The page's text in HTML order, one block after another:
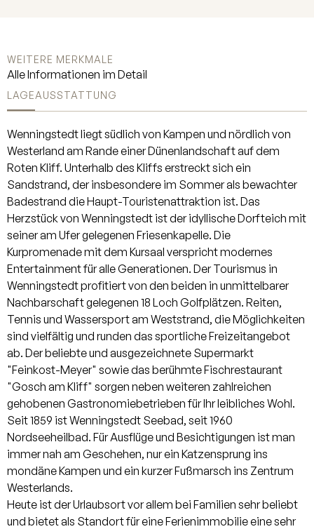
WEITERE MERKMALE
Alle Informationen im Detail
LAGEAUSSTATTUNG
Wenningstedt liegt südlich von Kampen und nördlich von
Westerland am Rande einer Dünenlandschaft auf dem
Roten Kliff. Unterhalb des Kliffs erstreckt sich ein
Sandstrand, der insbesondere im Sommer als bewachter
Badestrand die Haupt-Touristenattraktion ist. Das
Herzstück von Wenningstedt ist der idyllische Dorfteich mit
seiner am Ufer gelegenen Friesenkapelle. Die
Kurpromenade mit dem Kursaal verspricht modernes
Entertainment für alle Generationen. Der Tourismus in
Wenningstedt profitiert von den beiden in unmittelbarer
Nachbarschaft gelegenen 18 Loch Golfplätzen. Reiten,
Tennis und Wassersport am Weststrand, die Möglichkeiten
sind vielfältig und runden das sportliche Freizeitangebot
ab. Der beliebte und ausgezeichnete Supermarkt
"Feinkost-Meyer" sowie das berühmte Fischrestaurant
"Gosch am Kliff" sorgen neben weiteren zahlreichen
gehobenen Gastronomiebetrieben für Ihr leibliches Wohl.
Seit 1859 ist Wenningstedt Seebad, seit 1960
Nordseeheilbad. Für Ausflüge und Besichtigungen ist man
immer nah am Geschehen, nur ein Katzensprung ins
mondäne Kampen und ein kurzer Fußmarsch ins Zentrum
Westerlands.
Heute ist der Urlaubsort vor allem bei Familien sehr beliebt
und bietet als Standort für eine Ferienimmobilie eine sehr